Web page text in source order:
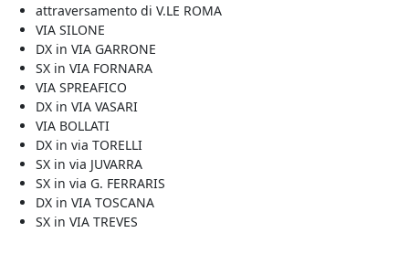
attraversamento di V.LE ROMA
VIA SILONE
DX in VIA GARRONE
SX in VIA FORNARA
VIA SPREAFICO
DX in VIA VASARI
VIA BOLLATI
DX in via TORELLI
SX in via JUVARRA
SX in via G. FERRARIS
DX in VIA TOSCANA
SX in VIA TREVES